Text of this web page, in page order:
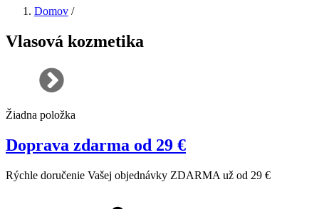
Domov /
Vlasová kozmetika
Žiadna položka
Doprava zdarma od 29 €
Rýchle doručenie Vašej objednávky ZDARMA už od 29 €